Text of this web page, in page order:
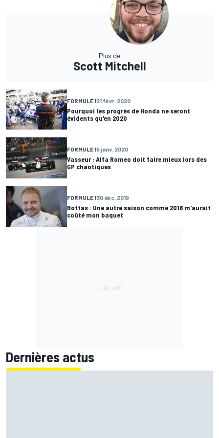
Plus de
Scott Mitchell
FORMULE 121 févr. 2020
Pourquoi les progrès de Honda ne seront
évidents qu'en 2020
FORMULE 15 janv. 2020
Vasseur : Alfa Romeo doit faire mieux lors des
GP chaotiques
FORMULE 130 déc. 2019
Bottas : Une autre saison comme 2018 m'aurait
coûté mon baquet
Dernières actus